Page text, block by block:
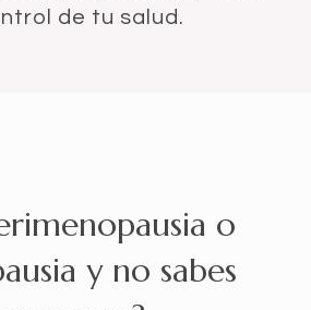
de tu salud.
o
y no sabes